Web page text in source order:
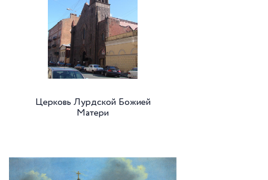
Церковь Лурдской Божией
Матери